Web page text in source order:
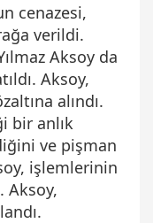
cenazesi,
verildi.
Aksoy da
Aksoy,
alındı.
bir anlık
ve pişman
işlemlerinin
Aksoy,